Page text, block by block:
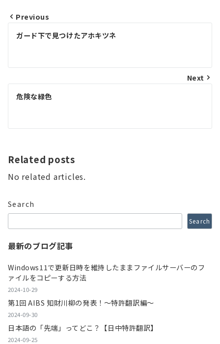
Post
Previous
ガード下で見つけたアホキツネ
Next
危険な緑色
Related posts
No related articles.
Search
Search
最新のブログ記事
Windows11で更新日時を維持したままファイルサーバーのフ
ァイルをコピーする方法
2024-10-29
第1回 AIBS 知財川柳の発表！～特許翻訳編～
2024-09-30
日本語の「先端」ってどこ？【日中特許翻訳】
2024-09-25